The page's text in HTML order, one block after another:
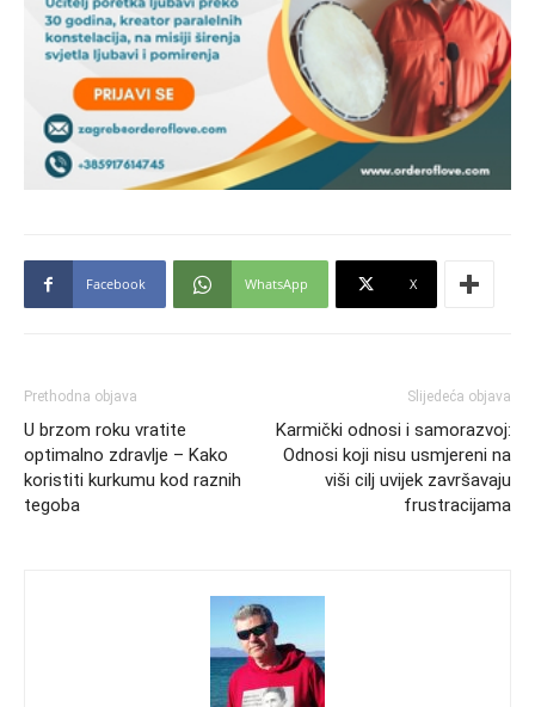
Facebook WhatsApp X
Prethodna objava
U brzom roku vratite
optimalno zdravlje – Kako
koristiti kurkumu kod raznih
tegoba
Slijedeća objava
Karmički odnosi i samorazvoj:
Odnosi koji nisu usmjereni na
viši cilj uvijek završavaju
frustracijama